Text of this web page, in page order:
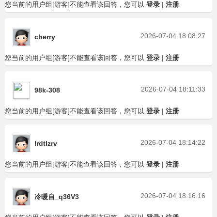
您当前的用户组[游客]不能查看该回答，您可以 登录 | 注册
cherry 2026-07-04 18:08:27
您当前的用户组[游客]不能查看该回答，您可以 登录 | 注册
98k-308 2026-07-04 18:11:33
您当前的用户组[游客]不能查看该回答，您可以 登录 | 注册
lrdtlzrv 2026-07-04 18:14:22
您当前的用户组[游客]不能查看该回答，您可以 登录 | 注册
冷暖自_q36V3 2026-07-04 18:16:16